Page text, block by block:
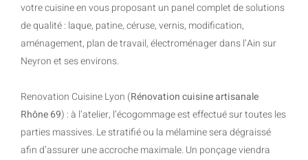
votre cuisine en vous proposant un panel complet de solutions
de qualité : laque, patine, céruse, vernis, modification,
aménagement, plan de travail, électroménager dans l’Ain sur
Neyron et ses environs.
Renovation Cuisine Lyon (Rénovation cuisine artisanale
Rhône 69) : à l’atelier, l’écogommage est effectué sur toutes les
parties massives. Le stratifié ou la mélamine sera dégraissé
afin d’assurer une accroche maximale. Un ponçage viendra